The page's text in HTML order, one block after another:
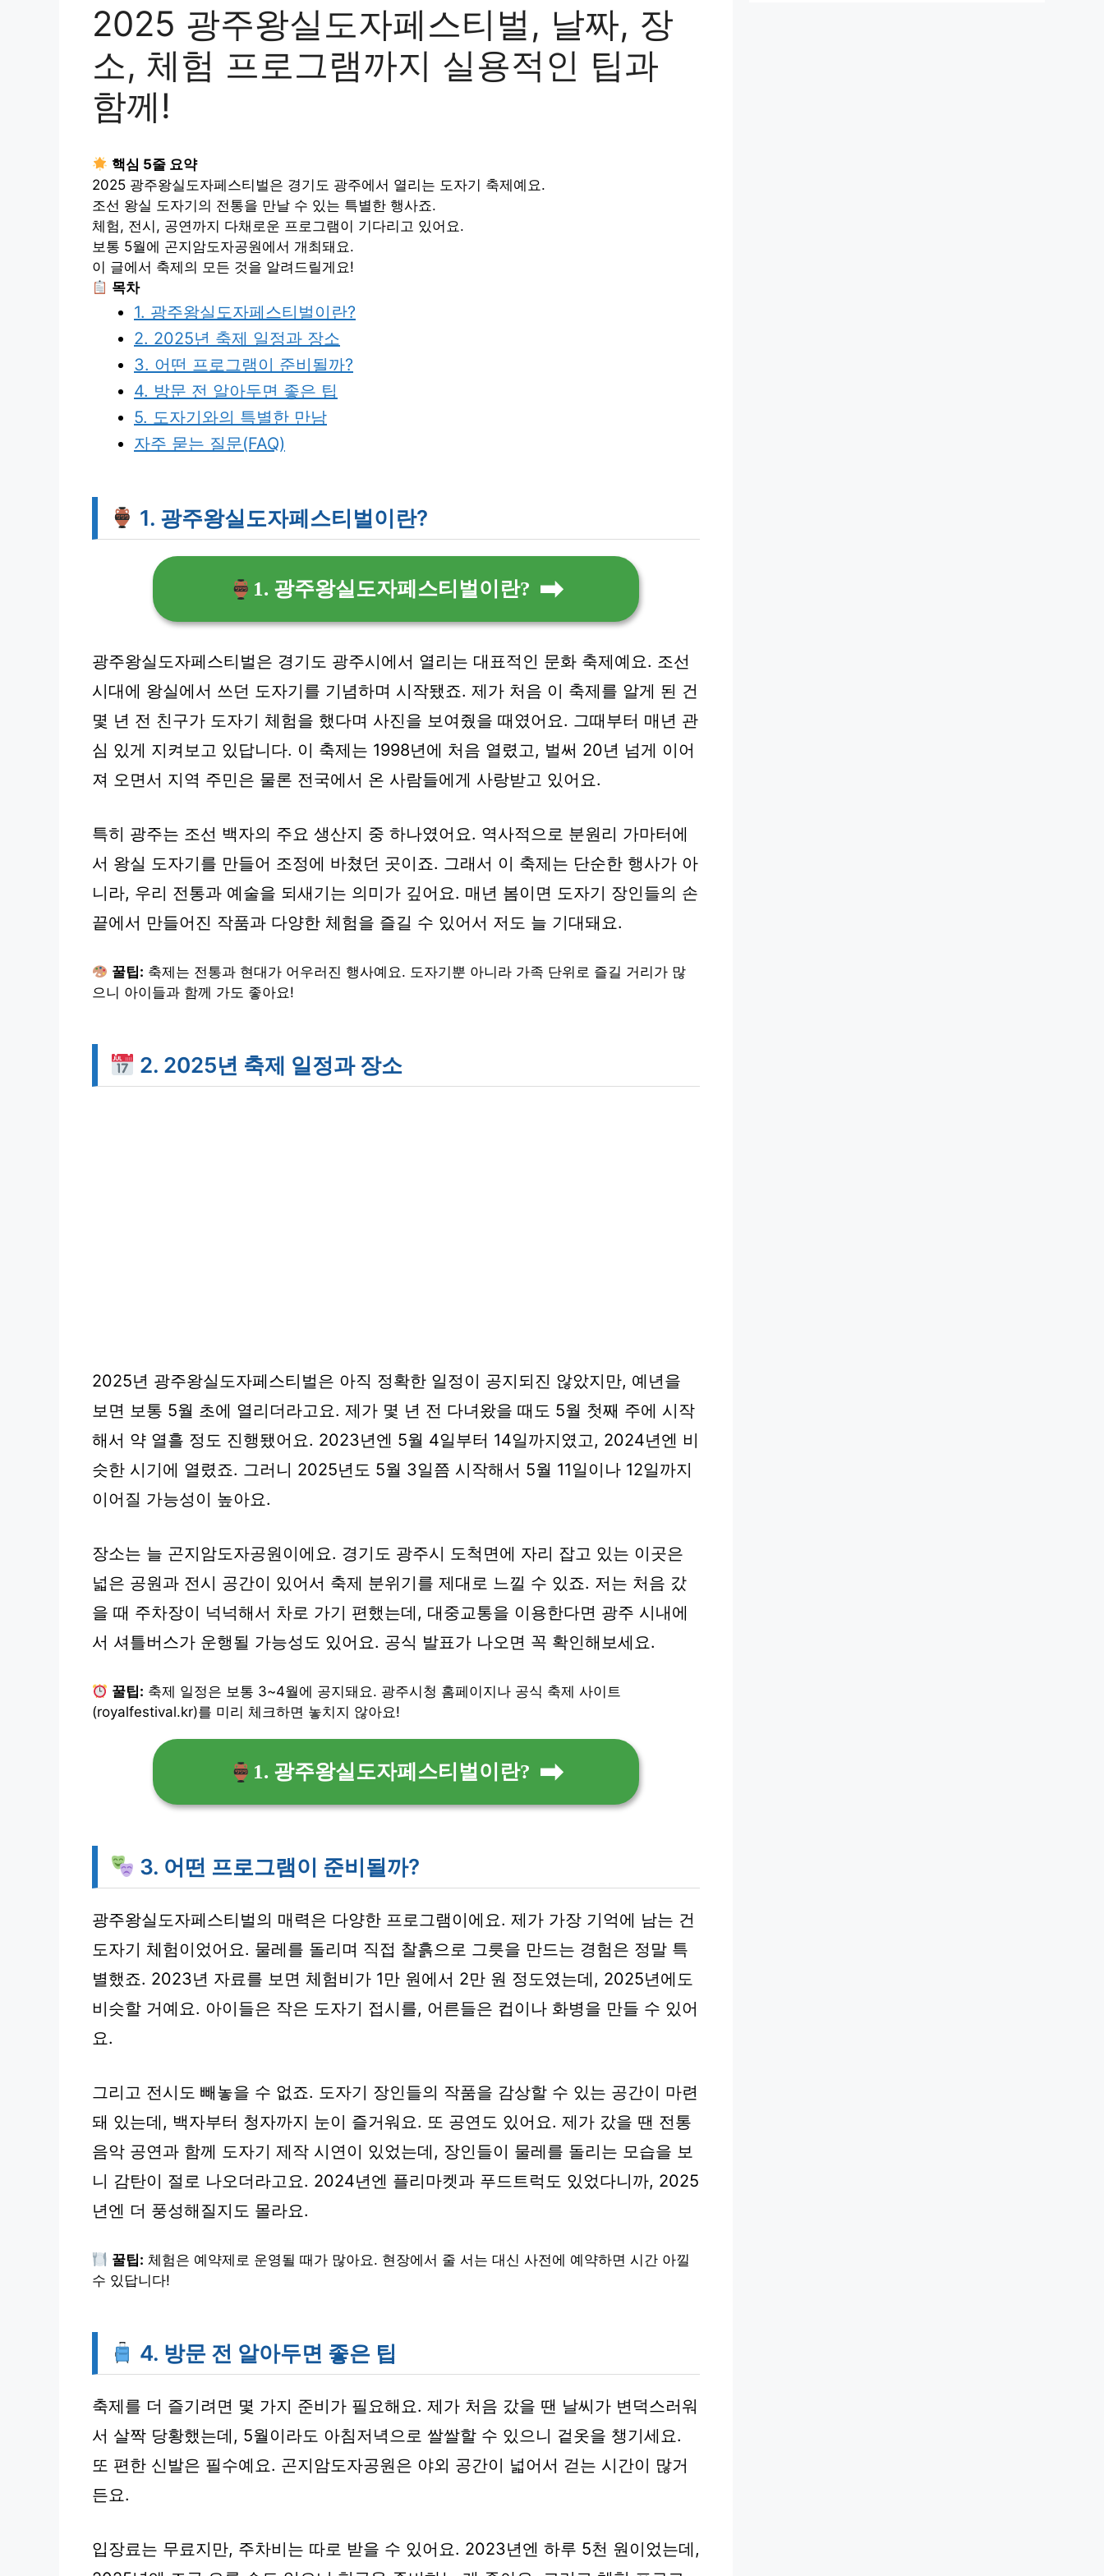
2025 광주왕실도자페스티벌, 날짜, 장
소, 체험 프로그램까지 실용적인 팁과
함께!
핵심 5줄 요약
2025 광주왕실도자페스티벌은 경기도 광주에서 열리는 도자기 축제예요.
조선 왕실 도자기의 전통을 만날 수 있는 특별한 행사죠.
체험, 전시, 공연까지 다채로운 프로그램이 기다리고 있어요.
보통 5월에 곤지암도자공원에서 개최돼요.
이 글에서 축제의 모든 것을 알려드릴게요!
목차
1. 광주왕실도자페스티벌이란?
2. 2025년 축제 일정과 장소
3. 어떤 프로그램이 준비될까?
4. 방문 전 알아두면 좋은 팁
5. 도자기와의 특별한 만남
자주 묻는 질문(FAQ)
1. 광주왕실도자페스티벌이란?
1. 광주왕실도자페스티벌이란?
광주왕실도자페스티벌은 경기도 광주시에서 열리는 대표적인 문화 축제예요. 조선
시대에 왕실에서 쓰던 도자기를 기념하며 시작됐죠. 제가 처음 이 축제를 알게 된 건
몇 년 전 친구가 도자기 체험을 했다며 사진을 보여줬을 때였어요. 그때부터 매년 관
심 있게 지켜보고 있답니다. 이 축제는 1998년에 처음 열렸고, 벌써 20년 넘게 이어
져 오면서 지역 주민은 물론 전국에서 온 사람들에게 사랑받고 있어요.
특히 광주는 조선 백자의 주요 생산지 중 하나였어요. 역사적으로 분원리 가마터에
서 왕실 도자기를 만들어 조정에 바쳤던 곳이죠. 그래서 이 축제는 단순한 행사가 아
니라, 우리 전통과 예술을 되새기는 의미가 깊어요. 매년 봄이면 도자기 장인들의 손
끝에서 만들어진 작품과 다양한 체험을 즐길 수 있어서 저도 늘 기대돼요.
꿀팁: 축제는 전통과 현대가 어우러진 행사예요. 도자기뿐 아니라 가족 단위로 즐길 거리가 많
으니 아이들과 함께 가도 좋아요!
2. 2025년 축제 일정과 장소
2025년 광주왕실도자페스티벌은 아직 정확한 일정이 공지되진 않았지만, 예년을
보면 보통 5월 초에 열리더라고요. 제가 몇 년 전 다녀왔을 때도 5월 첫째 주에 시작
해서 약 열흘 정도 진행됐어요. 2023년엔 5월 4일부터 14일까지였고, 2024년엔 비
슷한 시기에 열렸죠. 그러니 2025년도 5월 3일쯤 시작해서 5월 11일이나 12일까지
이어질 가능성이 높아요.
장소는 늘 곤지암도자공원 이에요. 경기도 광주시 도척면에 자리 잡고 있는 이곳은
넓은 공원과 전시 공간이 있어서 축제 분위기를 제대로 느낄 수 있죠. 저는 처음 갔
을 때 주차장이 넉넉해서 차로 가기 편했는데, 대중교통을 이용한다면 광주 시내에
서 셔틀버스가 운행될 가능성도 있어요. 공식 발표가 나오면 꼭 확인해보세요.
꿀팁: 축제 일정은 보통 3~4월에 공지돼요. 광주시청 홈페이지나 공식 축제 사이트
(royalfestival.kr)를 미리 체크하면 놓치지 않아요!
1. 광주왕실도자페스티벌이란?
3. 어떤 프로그램이 준비될까?
광주왕실도자페스티벌의 매력은 다양한 프로그램이에요. 제가 가장 기억에 남는 건
도자기 체험 이었어요. 물레를 돌리며 직접 찰흙으로 그릇을 만드는 경험은 정말 특
별했죠. 2023년 자료를 보면 체험비가 1만 원에서 2만 원 정도였는데, 2025년에도
비슷할 거예요. 아이들은 작은 도자기 접시를, 어른들은 컵이나 화병을 만들 수 있어
요.
그리고 전시도 빼놓을 수 없죠. 도자기 장인들의 작품을 감상할 수 있는 공간이 마련
돼 있는데, 백자부터 청자까지 눈이 즐거워요. 또 공연도 있어요. 제가 갔을 땐 전통
음악 공연과 함께 도자기 제작 시연이 있었는데, 장인들이 물레를 돌리는 모습을 보
니 감탄이 절로 나오더라고요. 2024년엔 플리마켓과 푸드트럭도 있었다니까, 2025
년엔 더 풍성해질지도 몰라요.
꿀팁: 체험은 예약제로 운영될 때가 많아요. 현장에서 줄 서는 대신 사전에 예약하면 시간 아낄
수 있답니다!
4. 방문 전 알아두면 좋은 팁
축제를 더 즐기려면 몇 가지 준비가 필요해요. 제가 처음 갔을 땐 날씨가 변덕스러워
서 살짝 당황했는데, 5월이라도 아침저녁으로 쌀쌀할 수 있으니 겉옷을 챙기세요.
또 편한 신발은 필수예요. 곤지암도자공원은 야외 공간이 넓어서 걷는 시간이 많거
든요.
입장료는 무료지만, 주차비는 따로 받을 수 있어요. 2023년엔 하루 5천 원이었는데,